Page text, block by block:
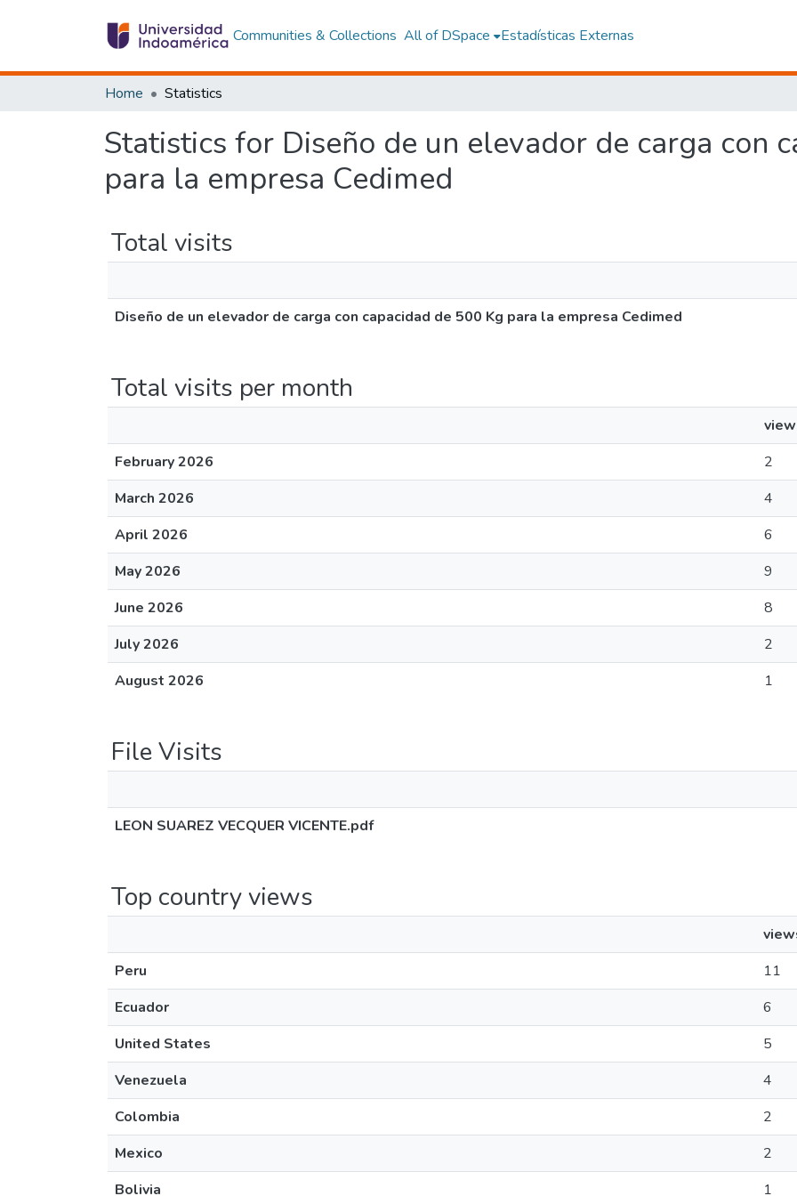
Communities & Collections All of DSpace Estadísticas Externas
Home Statistics
Statistics for Diseño de un elevador de carga con
para la empresa Cedimed
Total visits
Diseño de un elevador de carga con capacidad de 500 Kg para la empresa Cedimed
Total visits per month
February 2026
2
March 2026
4
April 2026
6
May 2026
9
June 2026
8
July 2026
2
August 2026
1
File Visits
LEON SUAREZ VECQUER VICENTE.pdf
Top country views
Peru
11
Ecuador
6
United States
5
Venezuela
4
Colombia
2
Mexico
2
Bolivia
1